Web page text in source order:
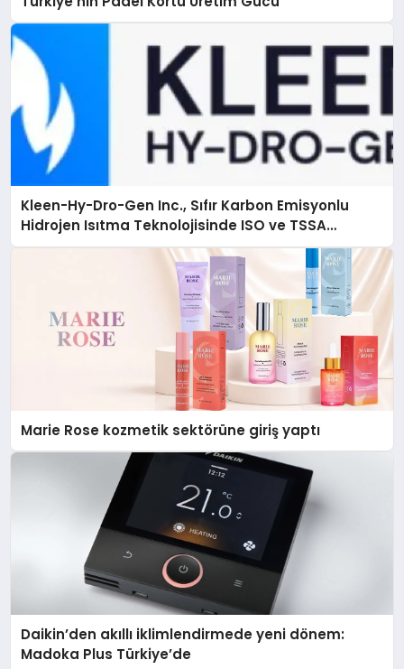
Kleen-Hy-Dro-Gen Inc., Sıfır Karbon Emisyonlu
Hidrojen Isıtma Teknolojisinde ISO ve TSSA
Düzenleyici Onaylarını Aldı
Marie Rose kozmetik sektörüne giriş yaptı
Daikin’den akıllı iklimlendirmede yeni dönem:
Madoka Plus Türkiye’de